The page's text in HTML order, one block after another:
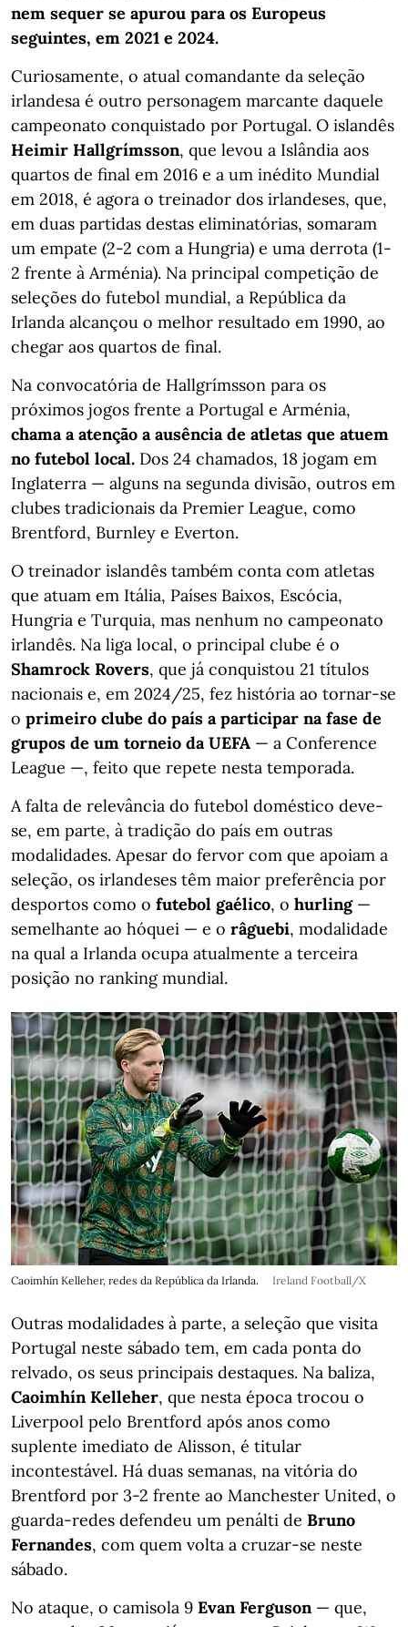
nem sequer se apurou para os Europeus
seguintes, em 2021 e 2024.
Curiosamente, o atual comandante da seleção
irlandesa é outro personagem marcante daquele
campeonato conquistado por Portugal. O islandês
Heimir Hallgrímsson, que levou a Islândia aos
quartos de final em 2016 e a um inédito Mundial
em 2018, é agora o treinador dos irlandeses, que,
em duas partidas destas eliminatórias, somaram
um empate (2-2 com a Hungria) e uma derrota (1-
2 frente à Arménia). Na principal competição de
seleções do futebol mundial, a República da
Irlanda alcançou o melhor resultado em 1990, ao
chegar aos quartos de final.
Na convocatória de Hallgrímsson para os
próximos jogos frente a Portugal e Arménia,
chama a atenção a ausência de atletas que atuem
no futebol local. Dos 24 chamados, 18 jogam em
Inglaterra — alguns na segunda divisão, outros em
clubes tradicionais da Premier League, como
Brentford, Burnley e Everton.
O treinador islandês também conta com atletas
que atuam em Itália, Países Baixos, Escócia,
Hungria e Turquia, mas nenhum no campeonato
irlandês. Na liga local, o principal clube é o
Shamrock Rovers, que já conquistou 21 títulos
nacionais e, em 2024/25, fez história ao tornar-se
o primeiro clube do país a participar na fase de
grupos de um torneio da UEFA — a Conference
League —, feito que repete nesta temporada.
A falta de relevância do futebol doméstico deve-
se, em parte, à tradição do país em outras
modalidades. Apesar do fervor com que apoiam a
seleção, os irlandeses têm maior preferência por
desportos como o futebol gaélico, o hurling—
semelhante ao hóquei — e o râguebi, modalidade
na qual a Irlanda ocupa atualmente a terceira
posição no ranking mundial.
Caoimhín Kelleher, redes da República da Irlanda. Ireland Football/X
Outras modalidades à parte, a seleção que visita
Portugal neste sábado tem, em cada ponta do
relvado, os seus principais destaques. Na baliza,
Caoimhín Kelleher, que nesta época trocou o
Liverpool pelo Brentford após anos como
suplente imediato de Alisson, é titular
incontestável. Há duas semanas, na vitória do
Brentford por 3-2 frente ao Manchester United, o
guarda-redes defendeu um penálti de Bruno
Fernandes, com quem volta a cruzar-se neste
sábado.
No ataque, o camisola 9 Evan Ferguson— que,